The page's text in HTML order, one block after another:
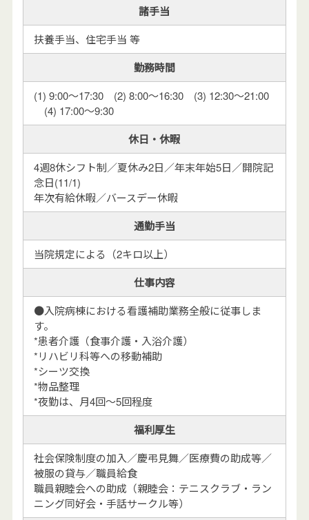
諸手当
扶養手当、住宅手当 等
勤務時間
(1) 9:00～17:30 (2) 8:00～16:30 (3) 12:30～21:00
(4) 17:00～9:30
休日・休暇
4週8休シフト制／夏休み2日／年末年始5日／開院記
念日(11/1)
年次有給休暇／バースデー休暇
通勤手当
当院規定による（2キロ以上）
仕事内容
●入院病棟における看護補助業務全般に従事しま
す。
*患者介護（食事介護・入浴介護）
*リハビリ科等への移動補助
*シーツ交換
*物品整理
*夜勤は、月4回～5回程度
福利厚生
社会保険制度の加入／慶弔見舞／医療費の助成等／
被服の貸与／職員給食
職員親睦会への助成（親睦会：テニスクラブ・ラン
ニング同好会・手話サークル等）